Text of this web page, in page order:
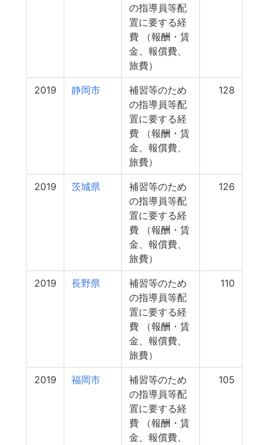
の指導員等配
置に要する経
費 （報酬・賃
金、報償費、
旅費）
2019 静岡市
補習等のため
の指導員等配
置に要する経
費 （報酬・賃
金、報償費、
旅費）
128
2019 茨城県
補習等のため
の指導員等配
置に要する経
費 （報酬・賃
金、報償費、
旅費）
126
2019 長野県
補習等のため
の指導員等配
置に要する経
費 （報酬・賃
金、報償費、
旅費）
110
2019 福岡市
補習等のため
の指導員等配
置に要する経
費 （報酬・賃
金、報償費、
105